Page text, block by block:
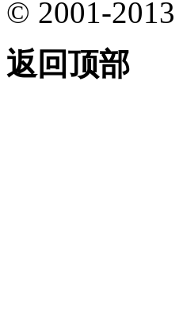
© 2001-2013
返回顶部